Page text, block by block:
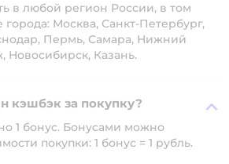
в любой регион России, в том
Москва, Санкт-Петербург,
Пермь, Самара, Нижний
Новосибирск, Казань.
кэшбэк за покупку?
1 бонус. Бонусами можно
покупки: 1 бонус = 1 рубль.